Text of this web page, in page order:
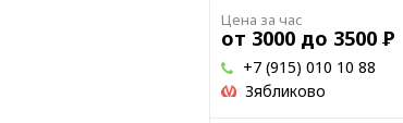
Цена за час
от 3000 до 3500 Р
Зябликово
+7 (915) 010 10 88